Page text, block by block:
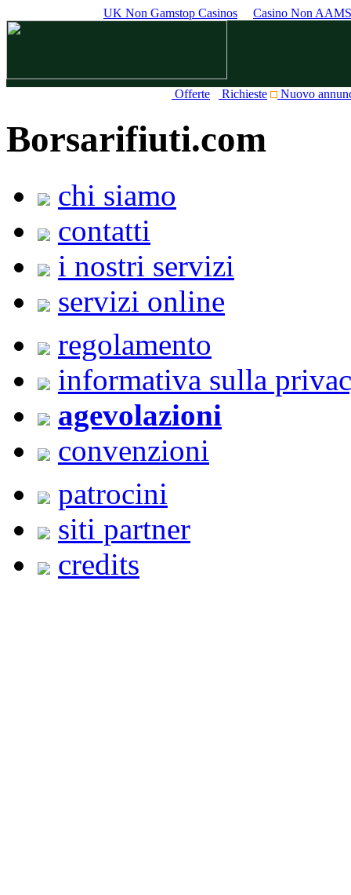
UK Non Gamstop Casinos Casino Non AAMS
Offerte Richieste Nuovo
Borsarifiuti.com
chi siamo
contatti
i nostri servizi
servizi online
regolamento
informativa sulla
agevolazioni
convenzioni
patrocini
siti partner
credits